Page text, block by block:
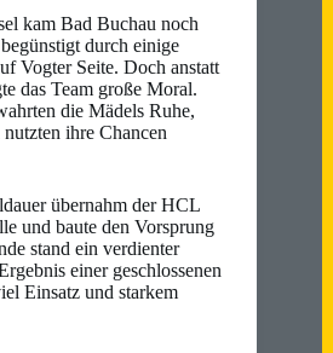
kam Bad Buchau noch
durch einige
Vogter Seite. Doch anstatt
das Team große Moral.
die Mädels Ruhe,
ihre Chancen
übernahm der HCL
und baute den Vorsprung
stand ein verdienter
einer geschlossenen
Einsatz und starkem